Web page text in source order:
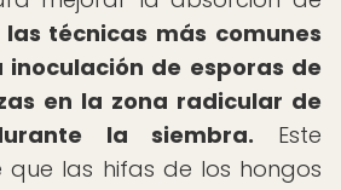
las técnicas más comunes
de esporas de
en la zona radicular de
la siembra. Este
que las hifas de los hongos